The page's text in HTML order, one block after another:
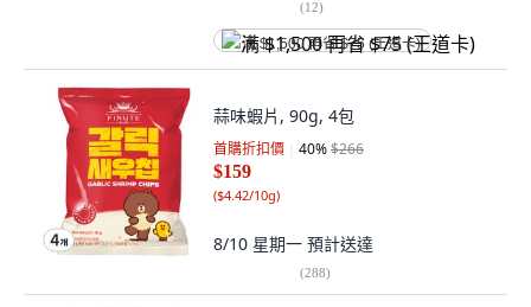
(12)
满 $1,500 再省 $75 (王道卡)
蒜味蝦片, 90g, 4包
首購折扣價 40%$266
$159
($4.42/10g)
8/10 星期一 預計送達
(288)